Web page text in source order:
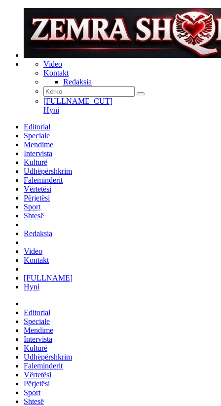
Video
Kontakt
Redaksia
[FULLNAME_CUT]
Hyni
Editorial
Speciale
Mendime
Intervista
Kulturë
Udhëpërshkrim
Faleminderit
Vërtetësi
Përjetësi
Sport
Shtesë
Redaksia
Video
Kontakt
[FULLNAME]
Hyni
Editorial
Speciale
Mendime
Intervista
Kulturë
Udhëpërshkrim
Faleminderit
Vërtetësi
Përjetësi
Sport
Shtesë